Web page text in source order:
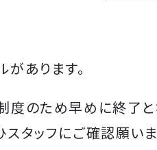
あります。
度のため早めに終了
スタッフにご確認願いま